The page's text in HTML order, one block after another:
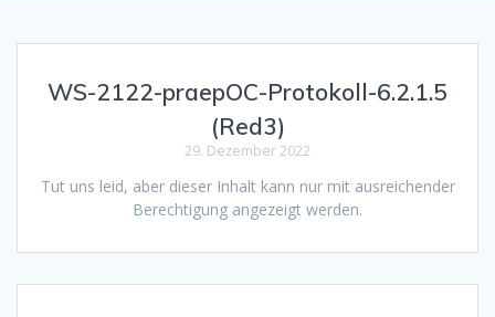
WS-2122-praepOC-Protokoll-6.2.1.5
(Red3)
29. Dezember 2022
Tut uns leid, aber dieser Inhalt kann nur mit ausreichender
Berechtigung angezeigt werden.